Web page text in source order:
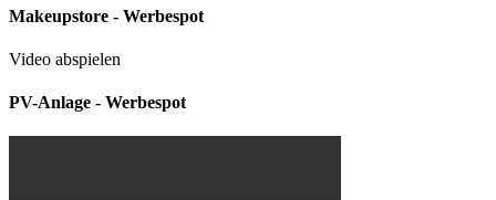
Makeupstore - Werbespot
Video abspielen
PV-Anlage - Werbespot